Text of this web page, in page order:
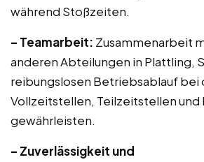
während Stoßzeiten.
– Teamarbeit: Zusammenarbeit
anderen Abteilungen in Plattling,
reibungslosen Betriebsablauf bei
Vollzeitstellen, Teilzeitstellen und
gewährleisten.
– Zuverlässigkeit und